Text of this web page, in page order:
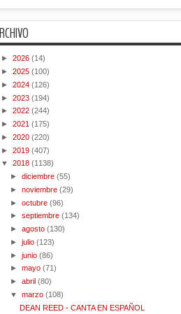
► 2026 (14)
► 2025 (100)
► 2024 (126)
► 2023 (194)
► 2022 (244)
► 2021 (175)
► 2020 (220)
► 2019 (407)
▼ 2018 (1138)
►diciembre (55)
►noviembre (29)
►octubre (96)
►septiembre (134)
►agosto (130)
►julio (123)
►junio (86)
►mayo (71)
►abril (80)
▼marzo (108)
DEAN REED - CANTA EN ESPAÑOL